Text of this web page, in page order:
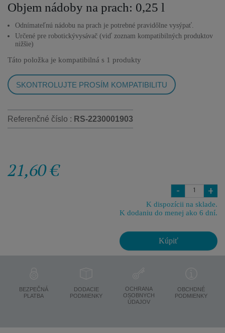
Objem nádoby na prach: 0,25 l
Odnímateľnú nádobu na prach je potrebné pravidőlne vysýpať.
Určené pre robotickývysávač (viď zoznam kompatibilných produktov
nižšie)
Táto položka je kompatibilná s 1 produkty
SKONTROLUJTE PROSÍM KOMPATIBILITU
Referenčné číslo : RS-2230001903
21,60 €
- +
K dispozícii na sklade.
K dodaniu do menej ako 6 dní.
Kúpiť
BEZPEČNÁ
PLATBA
DODACIE
PODMIENKY
OCHRANA
OSOBNYCH
ÚDAJOV
OBCHDNÉ
PODMIENKY